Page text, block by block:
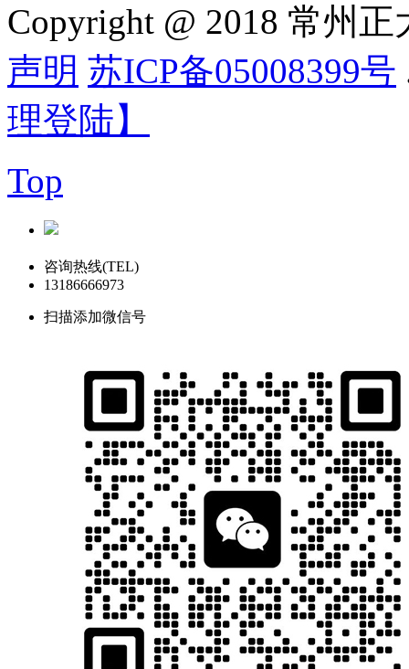
Copyright @ 2018 常州
声明 苏ICP备05008399号
理登陆】
Top
咨询热线(TEL)
13186666973
扫描添加微信号